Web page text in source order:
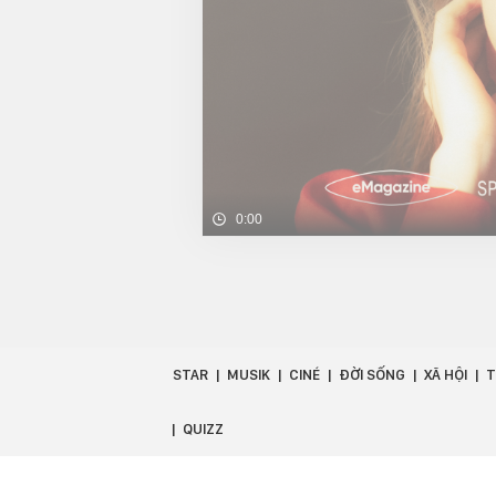
0:00
STAR MUSIK CINÉ ĐỜI SỐNG XÃ HỘI
QUIZZ